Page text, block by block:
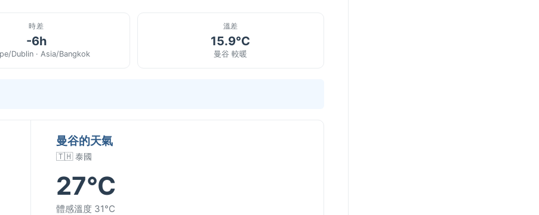
時差
-6h
Dublin · Asia/Bangkok
溫差
15.9°C
曼谷 較暖
曼谷的天氣
🇹🇭 泰國
27°C
體感溫度 31°C